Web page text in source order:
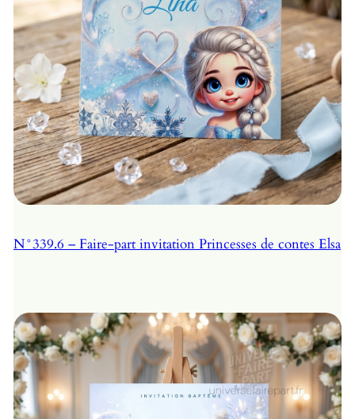
N°339.6 – Faire-part invitation Princesses de contes Elsa